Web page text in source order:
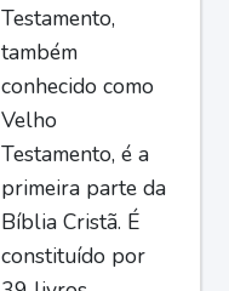
Testamento,
também
conhecido como
Velho
Testamento, é a
primeira parte da
Bíblia Cristã. É
constituído por